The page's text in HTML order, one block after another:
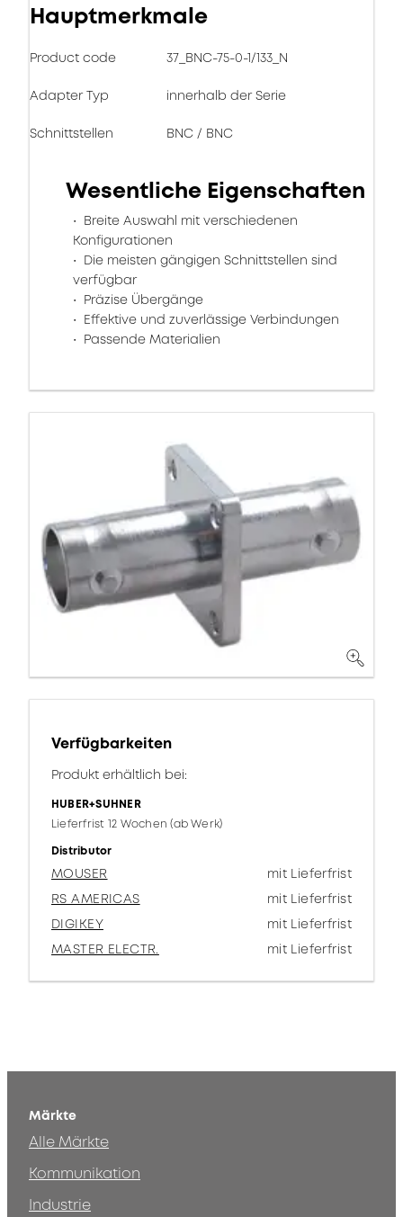
Hauptmerkmale
Product code 37_BNC-75-0-1/133_N
Adapter Typ innerhalb der Serie
Schnittstellen BNC / BNC
Wesentliche Eigenschaften
Breite Auswahl mit verschiedenen
Konfigurationen
Die meisten gängigen Schnittstellen sind
verfügbar
Präzise Übergänge
Effektive und zuverlässige Verbindungen
Passende Materialien
Verfügbarkeiten
Produkt erhältlich bei:
HUBER+SUHNER
Lieferfrist 12 Wochen (ab Werk)
Distributor
MOUSER
mit Lieferfrist
RS AMERICAS
mit Lieferfrist
DIGIKEY
mit Lieferfrist
MASTER ELECTR.
mit Lieferfrist
Märkte
Alle Märkte
Kommunikation
Industrie